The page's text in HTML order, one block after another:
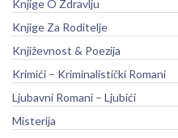
Knjige O Zdravlju
Knjige Za Roditelje
Književnost & Poezija
Krimići – Kriminalistički Romani
Ljubavni Romani – Ljubići
Misterija